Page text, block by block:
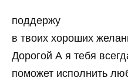
поддержу
в твоих хороших
Дорогой А я тебя
поможет исполнить